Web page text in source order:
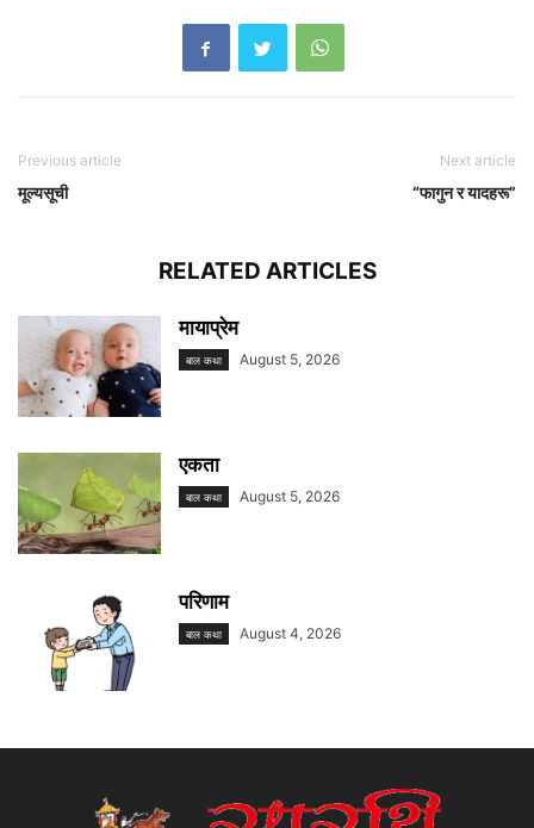
Previous article
मूल्यसूची
Next article
“फागुन र यादहरू”
RELATED ARTICLES
मायाप्रेम
बाल कथा August 5, 2026
एकता
बाल कथा August 5, 2026
परिणाम
बाल कथा August 4, 2026